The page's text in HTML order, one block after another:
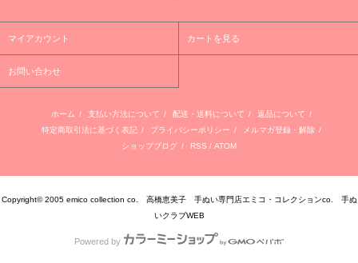
マイアカウント カートを見る
お問い合わせ
ホーム / 支払い方法について / 配送・送料について / 返品について /
特定商取引法に基づく表記 / プライバシーポリシー / メルマガ登録・解除 /
ショップブログ / RSS / ATOM
Copyright© 2005 emico collection co. 高橋恵美子 手ぬい専門店エミコ・コレクションco. 手ぬ
いクラブWEB
Powered by